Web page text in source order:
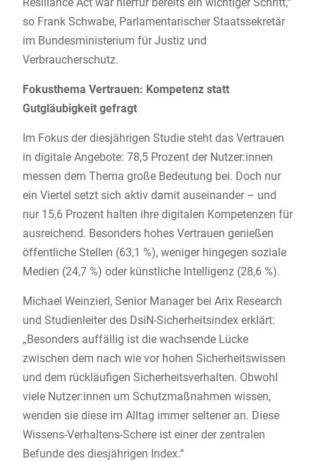
so Frank Schwabe, Parlamentarischer Staatssekretär
im Bundesministerium für Justiz und
Verbraucherschutz.
Fokusthema Vertrauen: Kompetenz statt
Gutgläubigkeit gefragt
Im Fokus der diesjährigen Studie steht das Vertrauen
in digitale Angebote: 78,5 Prozent der Nutzer:innen
messen dem Thema große Bedeutung bei. Doch nur
ein Viertel setzt sich aktiv damit auseinander – und
nur 15,6 Prozent halten ihre digitalen Kompetenzen für
ausreichend. Besonders hohes Vertrauen genießen
öffentliche Stellen (63,1 %), weniger hingegen soziale
Medien (24,7 %) oder künstliche Intelligenz (28,6 %).
Michael Weinzierl, Senior Manager bei Arix Research
und Studienleiter des DsiN-Sicherheitsindex erklärt:
„Besonders auffällig ist die wachsende Lücke
zwischen dem nach wie vor hohen Sicherheitswissen
und dem rückläufigen Sicherheitsverhalten. Obwohl
viele Nutzer:innen um Schutzmaßnahmen wissen,
wenden sie diese im Alltag immer seltener an. Diese
Wissens-Verhaltens-Schere ist einer der zentralen
Befunde des diesjährigen Index.“